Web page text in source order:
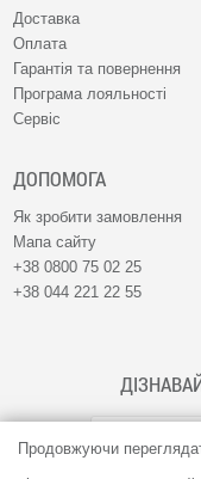
Продовжуючи
Доставка
Оплата
Гарантія та повернення
Програма лояльності
Сервіс
ДОПОМОГА
Як зробити замовлення
Мапа сайту
+38 0800 75 02 25
+38 044 221 22 55